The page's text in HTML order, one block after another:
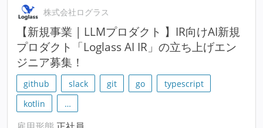
株式会社ログラス
【新規事業 | LLMプロダクト 】IR向けAI新規
プロダクト「Loglass AI IR」の立ち上げエン
ジニア募集！
github slack git go
typescript
kotlin
…